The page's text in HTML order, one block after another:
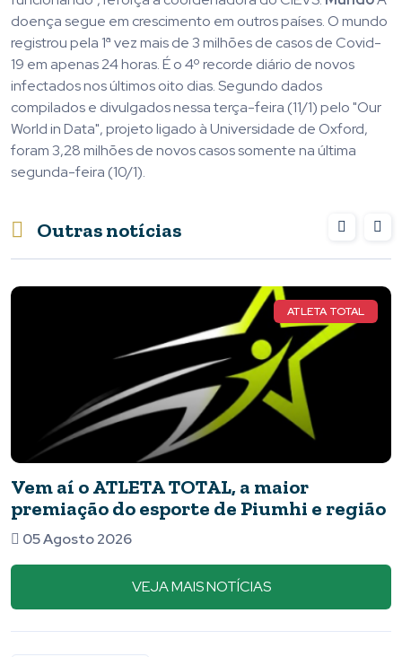
doença segue em crescimento em outros países. O mundo
registrou pela 1ª vez mais de 3 milhões de casos de Covid-
19 em apenas 24 horas. É o 4º recorde diário de novos
infectados nos últimos oito dias. Segundo dados
compilados e divulgados nessa terça-feira (11/1) pelo "Our
World in Data", projeto ligado à Universidade de Oxford,
foram 3,28 milhões de novos casos somente na última
segunda-feira (10/1).
Outras notícias
ATLETA TOTAL
Vem aí o ATLETA TOTAL, a maior
premiação do esporte de Piumhi e região
05 Agosto 2026
VEJA MAIS NOTÍCIAS